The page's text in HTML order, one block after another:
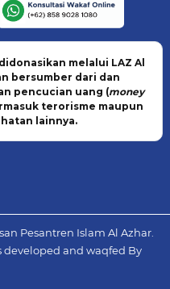
melalui LAZ Al
bersumber dari dan
pencucian uang (money
terorisme maupun
lainnya.
Pesantren Islam Al Azhar.
developed and waqfed By